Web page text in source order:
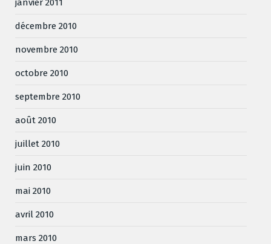
décembre 2010
novembre 2010
octobre 2010
septembre 2010
août 2010
juillet 2010
juin 2010
mai 2010
avril 2010
mars 2010